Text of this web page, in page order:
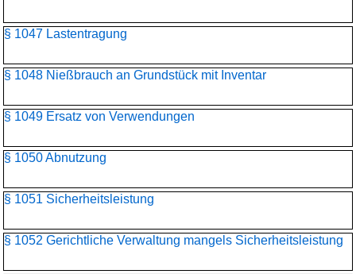
§ 1047 Lastentragung
§ 1048 Nießbrauch an Grundstück mit Inventar
§ 1049 Ersatz von Verwendungen
§ 1050 Abnutzung
§ 1051 Sicherheitsleistung
§ 1052 Gerichtliche Verwaltung mangels Sicherheitsleistung